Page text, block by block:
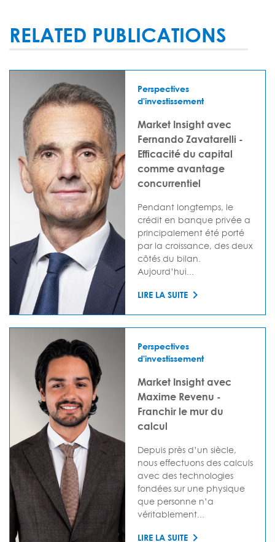
RELATED PUBLICATIONS
Perspectives
d'investissement
Market Insight avec
Fernando Zavatarelli -
Efficacité du capital
comme avantage
concurrentiel
Pendant longtemps, le
crédit en banque privée a
principalement été porté
par la croissance, des deux
côtés du bilan.
Aujourd’hui...
LIRE LA SUITE
Perspectives
d'investissement
Market Insight avec
Maxime Revenu -
Franchir le mur du
calcul
Depuis près d’un siècle,
nous effectuons des calculs
avec des technologies
fondées sur une physique
que personne n’a
véritablement...
LIRE LA SUITE